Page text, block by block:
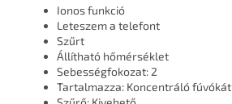
Ionos funkció
Leteszem a telefont
Szűrt
Állítható hőmérséklet
Sebességfokozat: 2
Tartalmazza: Koncentráló fúvókát